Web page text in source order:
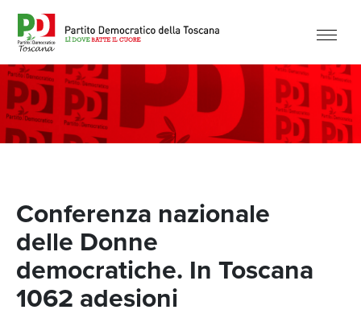
Conferenza nazionale
delle Donne
democratiche. In Toscana
1062 adesioni